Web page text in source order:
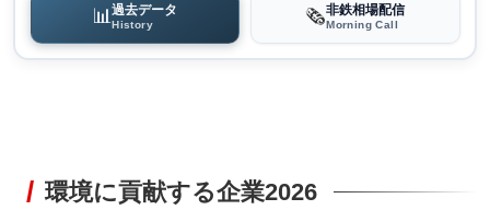
📊過去データ
History 🗞️非鉄相場配信
Morning Call
環境に貢献する企業2026